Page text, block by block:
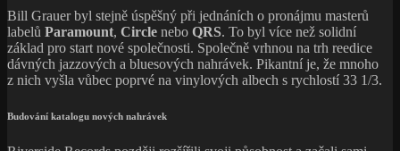
Bill Grauer byl stejně úspěšný při jednáních o pronájmu masterů
labelů Paramount, Circle nebo QRS. To byl více než solidní
základ pro start nové společnosti. Společně vrhnou na trh reedice
dávných jazzových a bluesových nahrávek. Pikantní je, že mnoho
z nich vyšla vůbec poprvé na vinylových albech s rychlostí 33 1/3.
Budování katalogu nových nahrávek